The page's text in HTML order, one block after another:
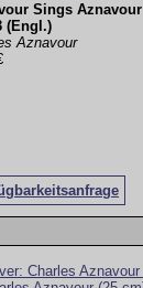
Sings Aznavour
(Engl.)
Aznavour